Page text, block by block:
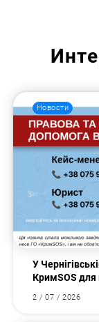
Новости
У
КримSOS для
2 / 07 / 2026